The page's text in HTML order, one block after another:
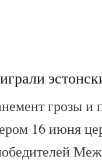
грозы и
16 июня